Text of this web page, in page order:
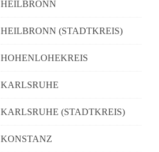
HEILBRONN
HEILBRONN (STADTKREIS)
HOHENLOHEKREIS
KARLSRUHE
KARLSRUHE (STADTKREIS)
KONSTANZ